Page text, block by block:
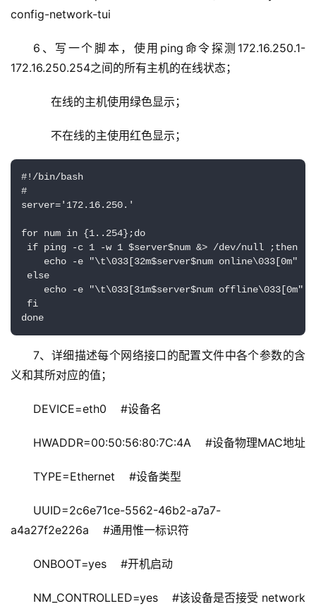
config-network-tui
6、写一个脚本，使用ping命令探测172.16.250.1-
172.16.250.254之间的所有主机的在线状态；
在线的主机使用绿色显示；
不在线的主使用红色显示；
#!/bin/bash
#
server='172.16.250.'
for num in {1..254};do
if ping -c 1 -w 1 $server$num &> /dev/null ;then
echo -e "\t\033[32m$server$num online\033[0m"
else
echo -e "\t\033[31m$server$num offline\033[0m"
fi
done
7、详细描述每个网络接口的配置文件中各个参数的含
义和其所对应的值；
DEVICE=eth0    #设备名
HWADDR=00:50:56:80:7C:4A    #设备物理MAC地址
TYPE=Ethernet    #设备类型
UUID=2c6e71ce-5562-46b2-a7a7-
a4a27f2e226a    #通用惟一标识符
ONBOOT=yes    #开机启动
NM_CONTROLLED=yes    #该设备是否接受 network